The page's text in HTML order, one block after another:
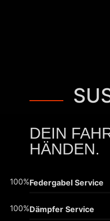
DEIN
HÄNDEN.
Federgabel Service
100%
Dämpfer Service
100%